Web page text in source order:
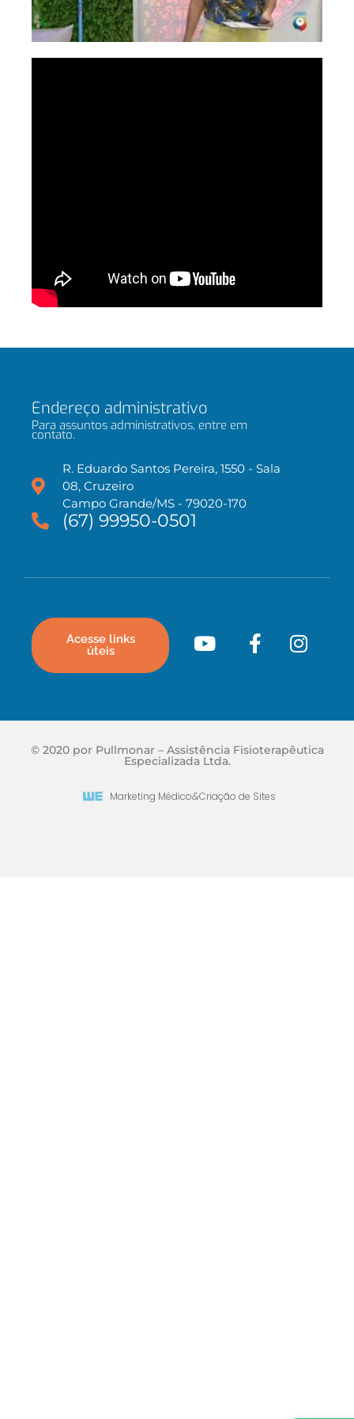
Endereço administrativo
Para assuntos administrativos, entre em
contato.
R. Eduardo Santos Pereira, 1550 - Sala
08, Cruzeiro
Campo Grande/MS - 79020-170
(67) 99950-0501
Acesse links
úteis
© 2020 por Pullmonar – Assistência Fisioterapêutica
Especializada Ltda.
Marketing Médico&Criação de Sites